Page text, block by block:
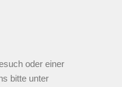
oder einer
bitte unter